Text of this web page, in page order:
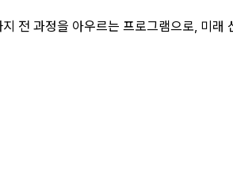
전 과정을 아우르는 프로그램으로, 미래